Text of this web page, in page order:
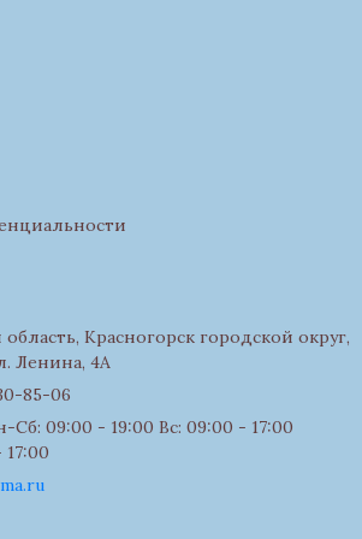
область, Красногорск городской округ,
Ленина, 4А
85-06
Сб: 09:00 - 19:00 Вс: 09:00 - 17:00